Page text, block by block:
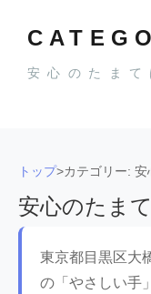
安心のたまて
トップ>カテゴリー: 安
安心のたま
東京都目黒区大
の「やさしい手